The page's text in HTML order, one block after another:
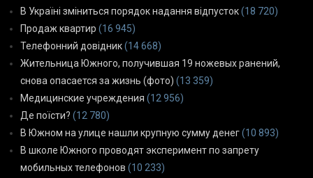
В Україні зміниться порядок надання відпусток(18 720)
Продаж квартир (16 945)
Телефонний довідник(14 668)
Жительница Южного, получившая 19 ножевых ранений,
снова опасается за жизнь (фото) (13 359)
Медицинские учреждения (12 956)
Де поїсти? (12 780)
В Южном на улице нашли крупную сумму денег(10 893)
В школе Южного проводят эксперимент по запрету
мобильных телефонов (10 233)